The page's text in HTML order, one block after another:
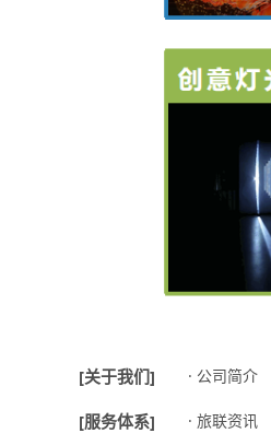
[关于我们] · 公司简介
[服务体系] · 旅联资讯